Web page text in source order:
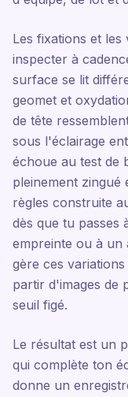
Les fixations et les
inspecter à
surface se lit
geomet et
de tête
sous l'éclairage
échoue au test de
pleinement zingué
règles construite
dès que tu passes
empreinte ou à un
gère ces
partir d'images de
seuil figé.
Le résultat est un
qui complète ton
donne un